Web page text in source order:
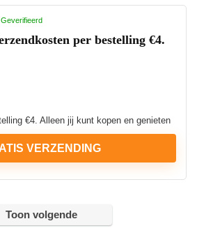
Geverifieerd
per bestelling €4.
€4. Alleen jij kunt kopen en genieten
VERZENDING
Toon volgende